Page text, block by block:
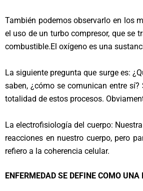
También podemos observarlo en los
el uso de un turbo compresor, que se
combustible.El oxígeno es una
La siguiente pregunta que surge es:
saben, ¿cómo se comunican entre
totalidad de estos procesos.
La electrofisiología del cuerpo:
reacciones en nuestro cuerpo, pero
refiero a la coherencia celular.
ENFERMEDAD SE DEFINE COMO UNA